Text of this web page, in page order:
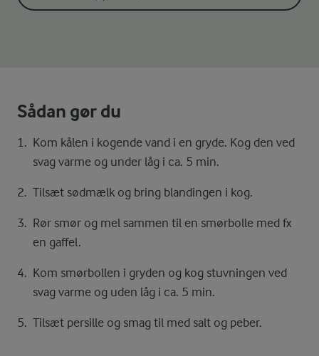
Sådan gør du
Kom kålen i kogende vand i en gryde. Kog den ved
svag varme og under låg i ca. 5 min.
Tilsæt sødmælk og bring blandingen i kog.
Rør smør og mel sammen til en smørbolle med fx
en gaffel.
Kom smørbollen i gryden og kog stuvningen ved
svag varme og uden låg i ca. 5 min.
Tilsæt persille og smag til med salt og peber.